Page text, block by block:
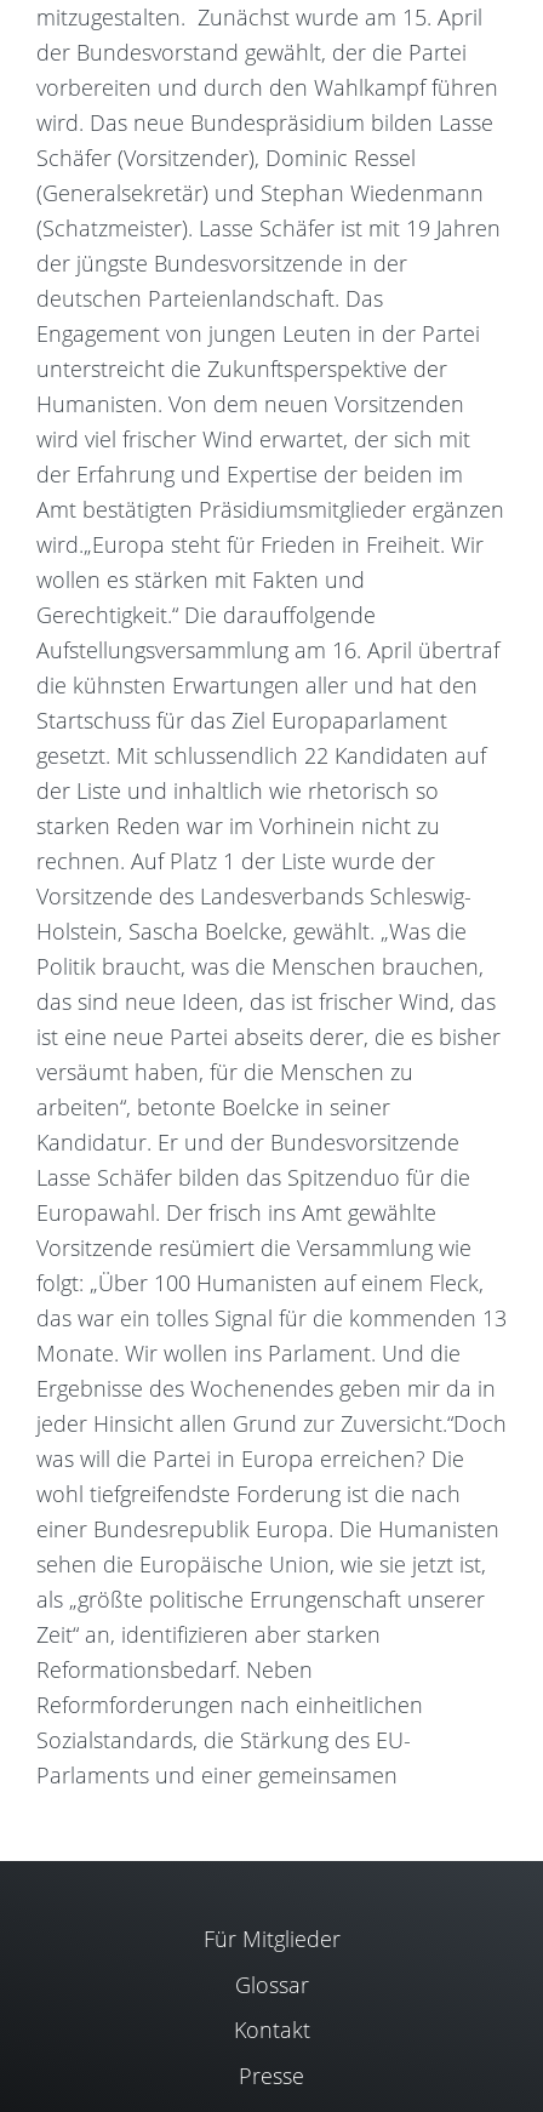
mitzugestalten. Zunächst wurde am 15. April
der Bundesvorstand gewählt, der die Partei
vorbereiten und durch den Wahlkampf führen
wird. Das neue Bundespräsidium bilden Lasse
Schäfer (Vorsitzender), Dominic Ressel
(Generalsekretär) und Stephan Wiedenmann
(Schatzmeister). Lasse Schäfer ist mit 19 Jahren
der jüngste Bundesvorsitzende in der
deutschen Parteienlandschaft. Das
Engagement von jungen Leuten in der Partei
unterstreicht die Zukunftsperspektive der
Humanisten. Von dem neuen Vorsitzenden
wird viel frischer Wind erwartet, der sich mit
der Erfahrung und Expertise der beiden im
Amt bestätigten Präsidiumsmitglieder ergänzen
wird.„Europa steht für Frieden in Freiheit. Wir
wollen es stärken mit Fakten und
Gerechtigkeit.“ Die darauffolgende
Aufstellungsversammlung am 16. April übertraf
die kühnsten Erwartungen aller und hat den
Startschuss für das Ziel Europaparlament
gesetzt. Mit schlussendlich 22 Kandidaten auf
der Liste und inhaltlich wie rhetorisch so
starken Reden war im Vorhinein nicht zu
rechnen. Auf Platz 1 der Liste wurde der
Vorsitzende des Landesverbands Schleswig-
Holstein, Sascha Boelcke, gewählt. „Was die
Politik braucht, was die Menschen brauchen,
das sind neue Ideen, das ist frischer Wind, das
ist eine neue Partei abseits derer, die es bisher
versäumt haben, für die Menschen zu
arbeiten“, betonte Boelcke in seiner
Kandidatur. Er und der Bundesvorsitzende
Lasse Schäfer bilden das Spitzenduo für die
Europawahl. Der frisch ins Amt gewählte
Vorsitzende resümiert die Versammlung wie
folgt: „Über 100 Humanisten auf einem Fleck,
das war ein tolles Signal für die kommenden 13
Monate. Wir wollen ins Parlament. Und die
Ergebnisse des Wochenendes geben mir da in
jeder Hinsicht allen Grund zur Zuversicht.“Doch
was will die Partei in Europa erreichen? Die
wohl tiefgreifendste Forderung ist die nach
einer Bundesrepublik Europa. Die Humanisten
sehen die Europäische Union, wie sie jetzt ist,
als „größte politische Errungenschaft unserer
Zeit“ an, identifizieren aber starken
Reformationsbedarf. Neben
Reformforderungen nach einheitlichen
Sozialstandards, die Stärkung des EU-
Parlaments und einer gemeinsamen
Für Mitglieder
Glossar
Kontakt
Presse